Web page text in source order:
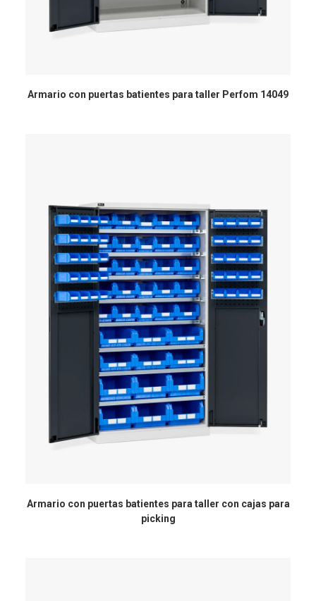
Armario con puertas batientes para taller Perfom 14049
Armario con puertas batientes para taller con cajas para
picking